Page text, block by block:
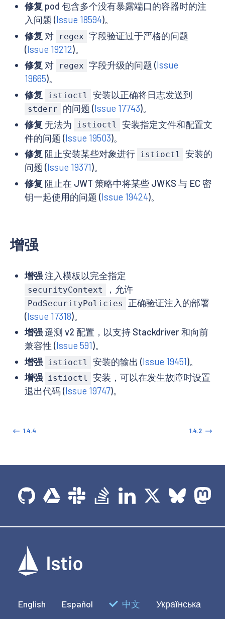
修复 pod 包含多个没有暴露端口的容器时的注
入问题 (Issue 18594)。
修复 对 regex 字段验证过于严格的问题
(Issue 19212)。
修复 对 regex 字段升级的问题 (Issue
19665)。
修复
istioctl 安装以正确将日志发送到
stderr 的问题 (Issue 17743)。
修复 无法为 istioctl
安装指定文件和配置文
件的问题 (Issue 19503)。
修复 阻止安装某些对象进行 istioctl
安装的
问题 (Issue 19371)。
修复 阻止在 JWT 策略中将某些 JWKS 与 EC 密
钥一起使用的问题 (Issue 19424)。
增强
增强注入模板以完全指定
securityContext ，允许
PodSecurityPolicies
正确验证注入的部署
(Issue 17318)。
增强遥测 v2 配置，以支持 Stackdriver 和向前
兼容性 (Issue 591)。
增强
istioctl 安装的输出 (Issue 19451)。
增强
istioctl
安装，可以在发生故障时设置
退出代码 (Issue 19747)。
1.4.4 1.4.2
English Español 中文 Українська